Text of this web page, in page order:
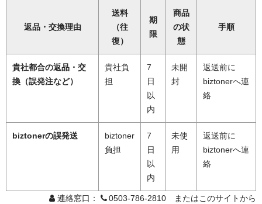
返品・交換理由
送料
（往
復）
期
限
商品
の状
態
手順
貴社都合の返品・交
換（誤発注など）
貴社負
担
7
日
以
内
未開
封
返送前に
biztonerへ連
絡
biztonerの誤発送
biztoner
負担
7
日
以
内
未使
用
返送前に
biztonerへ連
絡
連絡窓口： 0503-786-2810 またはこのサイトから